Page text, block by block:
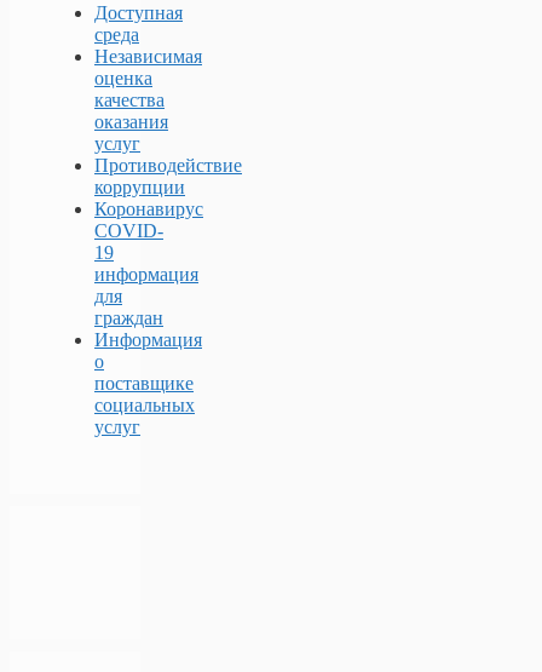
Доступная
среда
Независимая
оценка
качества
оказания
услуг
Противодействие
коррупции
Коронавирус
COVID-
19
информация
для
граждан
Информация
о
поставщике
социальных
услуг